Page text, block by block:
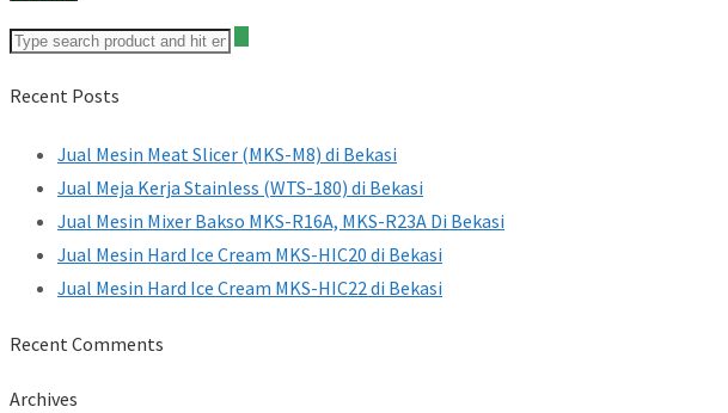
Recent Posts
Jual Mesin Meat Slicer (MKS-M8) di Bekasi
Jual Meja Kerja Stainless (WTS-180) di Bekasi
Jual Mesin Mixer Bakso MKS-R16A, MKS-R23A Di Bekasi
Jual Mesin Hard Ice Cream MKS-HIC20 di Bekasi
Jual Mesin Hard Ice Cream MKS-HIC22 di Bekasi
Recent Comments
Archives